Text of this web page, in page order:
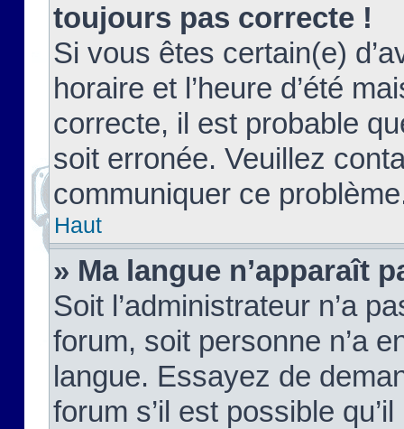
toujours pas correcte !
Si vous êtes certain(e)
horaire et l’heure d’été
correcte, il est probable
soit erronée. Veuillez
communiquer ce
Haut
» Ma langue n’apparaît
Soit l’administrateur n’a
forum, soit personne n’a
langue. Essayez de
forum s’il est possible